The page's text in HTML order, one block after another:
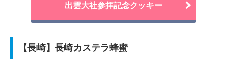
出雲大社参拝記念クッキー
【長崎】長崎カステラ蜂蜜